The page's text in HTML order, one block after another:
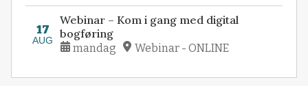
17
AUG
Webinar – Kom i gang med digital
bogføring
mandag Webinar - ONLINE